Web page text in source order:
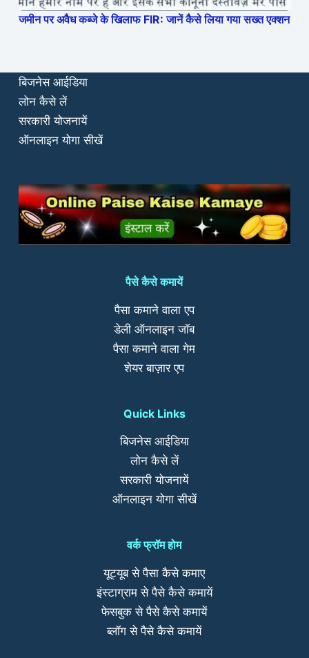
जमीन पर अवैध कब्जे के खिलाफ FIR: जानें कैसे लिया गया सख्त एक्शन
बिजनेस आईडिया
लोन कैसे लें
सरकारी योजनायें
ऑनलाइन योगा सीखें
पैसे कैसे कमायें
पैसा कमाने वाला एप
डेली ऑनलाइन जॉब
पैसा कमाने वाला गेम
शेयर बाज़ार एप
Quick Links
बिजनेस आईडिया
लोन कैसे लें
सरकारी योजनायें
ऑनलाइन योगा सीखें
वर्क फ्रॉम होम
यूट्यूब से पैसा कैसे कमाए
इंस्टाग्राम से पैसे कैसे कमायें
फेसबुक से पैसे कैसे कमायें
ब्लॉग से पैसे कैसे कमायें